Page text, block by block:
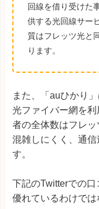
回線を借り受けた
供する光回線サー
質はフレッツ光と
ります。
また、「auひかり
光ファイバー網を
者の全体数はフレ
混雑しにくく、通
す。
下記のTwitterでの
優れているわけでは